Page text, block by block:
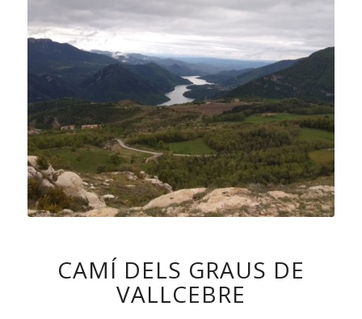
CAMÍ DELS GRAUS DE
VALLCEBRE